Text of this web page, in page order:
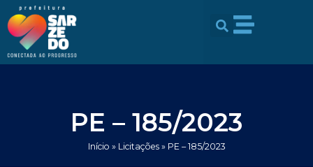
conteúdo
para
conteúdo
PE – 185/2023
Início » Licitações» PE – 185/2023